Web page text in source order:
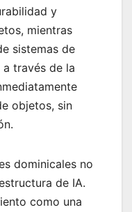
y
mientras
sistemas de
través de la
objetos, sin
dominicales no
de IA.
como una